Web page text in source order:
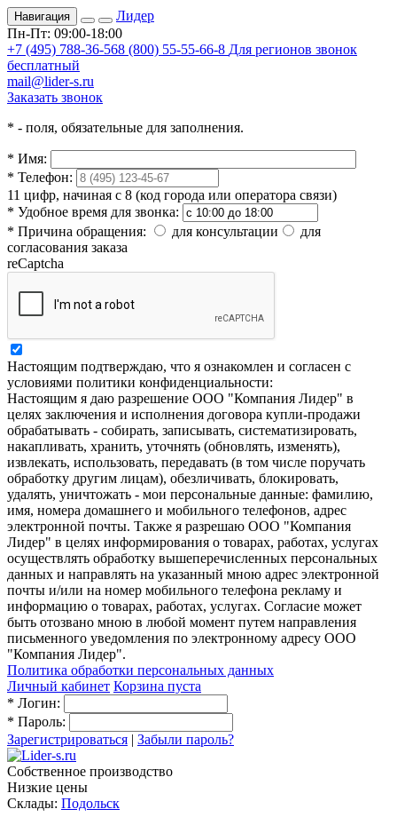
Навигация
Лидер
Пн-Пт: 09:00-18:00
+7 (495) 788-36-568 (800) 55-55-66-8 Для регионов звонок
бесплатный
mail@lider-s.ru
Заказать звонок
* - поля, обязательные для заполнения.
* Имя:
* Телефон:
11 цифр, начиная с 8 (код города или оператора связи)
* Удобное время для звонка:
* Причина обращения: для консультации
для
согласования заказа
reCaptcha
Настоящим подтверждаю, что я ознакомлен и согласен с
условиями политики конфиденциальности:
Настоящим я даю разрешение ООО "Компания Лидер" в
целях заключения и исполнения договора купли-продажи
обрабатывать - собирать, записывать, систематизировать,
накапливать, хранить, уточнять (обновлять, изменять),
извлекать, использовать, передавать (в том числе поручать
обработку другим лицам), обезличивать, блокировать,
удалять, уничтожать - мои персональные данные: фамилию,
имя, номера домашнего и мобильного телефонов, адрес
электронной почты. Также я разрешаю ООО "Компания
Лидер" в целях информирования о товарах, работах, услугах
осуществлять обработку вышеперечисленных персональных
данных и направлять на указанный мною адрес электронной
почты и/или на номер мобильного телефона рекламу и
информацию о товарах, работах, услугах. Согласие может
быть отозвано мною в любой момент путем направления
письменного уведомления по электронному адресу ООО
"Компания Лидер".
Политика обработки персональных данных
Личный кабинет Корзина пуста
* Логин:
* Пароль:
Зарегистрироваться | Забыли пароль?
Собственное производство
Низкие цены
Склады: Подольск